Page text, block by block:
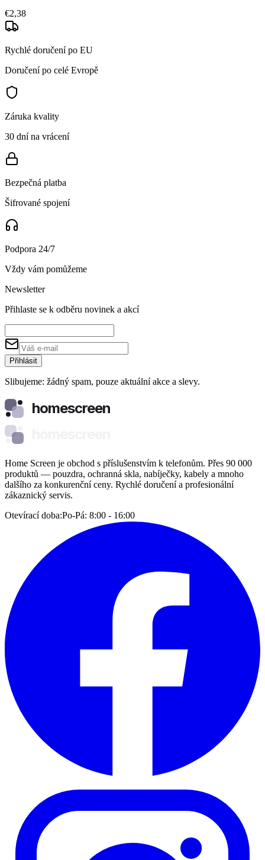
€2,38
Rychlé doručení po EU
Doručení po celé Evropě
Záruka kvality
30 dní na vrácení
Bezpečná platba
Šifrované spojení
Podpora 24/7
Vždy vám pomůžeme
Newsletter
Přihlaste se k odběru novinek a akcí
Přihlásit
Slibujeme: žádný spam, pouze aktuální akce a slevy.
homescreen
Home Screen je obchod s příslušenstvím k telefonům. Přes 90 000
produktů — pouzdra, ochranná skla, nabíječky, kabely a mnoho
dalšího za konkurenční ceny. Rychlé doručení a profesionální
zákaznický servis.
Otevírací doba:Po-Pá: 8:00 - 16:00